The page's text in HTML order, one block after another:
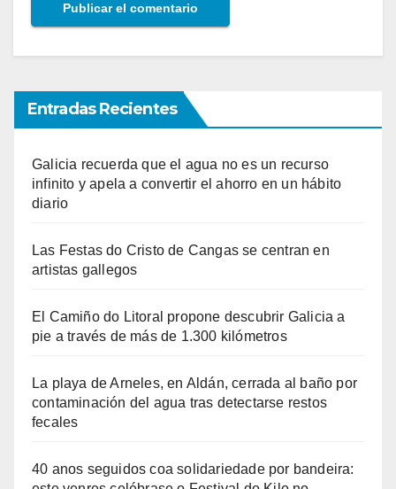
Entradas Recientes
Galicia recuerda que el agua no es un recurso
infinito y apela a convertir el ahorro en un hábito
diario
Las Festas do Cristo de Cangas se centran en
artistas gallegos
El Camiño do Litoral propone descubrir Galicia a
pie a través de más de 1.300 kilómetros
La playa de Arneles, en Aldán, cerrada al baño por
contaminación del agua tras detectarse restos
fecales
40 anos seguidos coa solidariedade por bandeira: